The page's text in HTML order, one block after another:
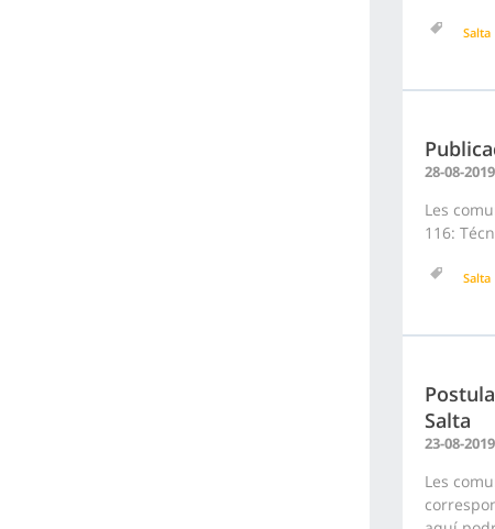
Salta
28-08-2019
Les
116:
Salta
Salta
23-08-2019
Les